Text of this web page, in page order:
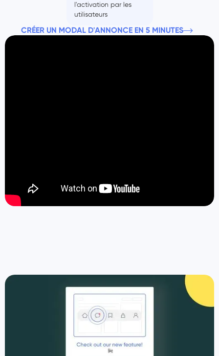
l'activation par les
utilisateurs
CRÉER UN MODAL D'ANNONCE EN 5 MINUTES